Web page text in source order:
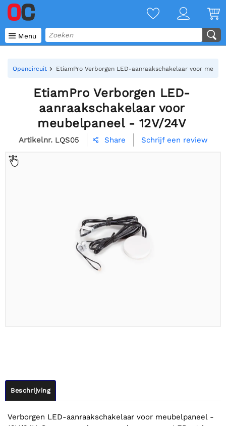
 Menu
Opencircuit EtiamPro Verborgen LED-aanraakschakelaar voor
EtiamPro Verborgen LED-
aanraakschakelaar voor
meubelpaneel - 12V/24V
Artikelnr. LQS05  Share Schrijf een review
Beschrijving
Verborgen LED-aanraakschakelaar voor meubelpaneel -